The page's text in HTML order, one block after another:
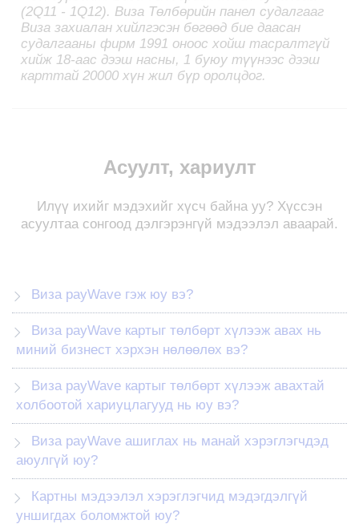
(2Q11 - 1Q12). Виза Төлбөрийн панел судалгааг
Виза захиалан хийлгэсэн бөгөөд бие даасан
судалгааны фирм 1991 оноос хойш тасралтгүй
хийж 18-аас дээш насны, 1 буюу түүнээс дээш
карттай 20000 хүн жил бүр оролцдог.
Асуулт, хариулт
Илүү ихийг мэдэхийг хүсч байна уу? Хүссэн
асуултаа сонгоод дэлгэрэнгүй мэдээлэл аваарай.
Визa payWave гэж юу вэ?
миний бизнест хэрхэн нөлөөлөх вэ?
холбоотой хариуцлагууд нь юу вэ?
аюулгүй юу?
уншигдах боломжтой юу?